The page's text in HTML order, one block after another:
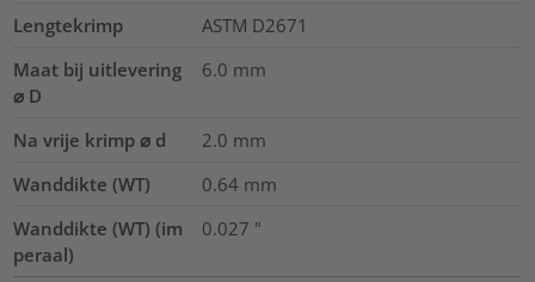
Lengtekrimp
ASTM D2671
Maat bij uitlevering
⌀ D
6.0 mm
Na vrije krimp ⌀ d 2.0 mm
Wanddikte (WT)
0.64 mm
Wanddikte (WT) (im
peraal)
0.027 "